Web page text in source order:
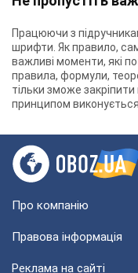
Працюючи з
шрифти. Як правило,
важливі моменти, які
правила, формули,
тільки зможе
принципом
Про компанію
Правова інформація
Реклама на сайті